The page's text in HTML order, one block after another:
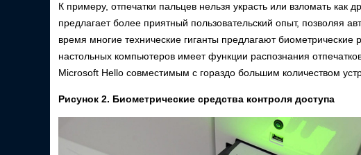
К примеру, отпечатки пальцев нельзя украсть или взломать
предлагает более приятный пользовательский опыт, позволяя
время многие технические гиганты предлагают
настольных компьютеров имеет функции распознания
Microsoft Hello совместимым с гораздо большим количеством
Рисунок 2. Биометрические средства контроля доступа